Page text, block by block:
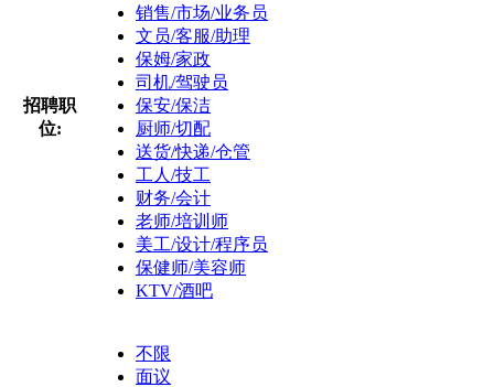
招聘职
位:
销售/市场/业务员
文员/客服/助理
保姆/家政
司机/驾驶员
保安/保洁
厨师/切配
送货/快递/仓管
工人/技工
财务/会计
老师/培训师
美工/设计/程序员
保健师/美容师
KTV/酒吧
不限
面议